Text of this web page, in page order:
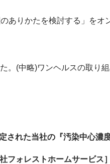
りかたを検討する」をオ
(中略)ワンヘルスの取り組
された当社の『汚染中心濃
ォレストホームサービス］